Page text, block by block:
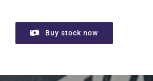
Buy stock now